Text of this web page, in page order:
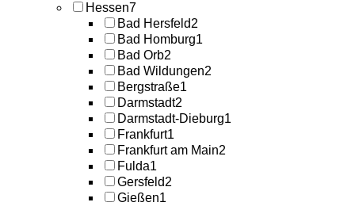
Hessen7
Bad Hersfeld2
Bad Homburg1
Bad Orb2
Bad Wildungen2
Bergstraße1
Darmstadt2
Darmstadt-Dieburg1
Frankfurt1
Frankfurt am Main2
Fulda1
Gersfeld2
Gießen1